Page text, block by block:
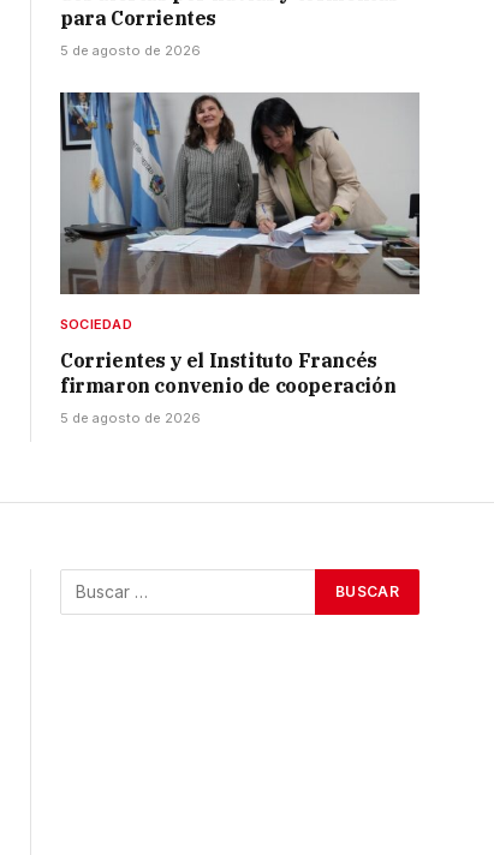
para Corrientes
5 de agosto de 2026
SOCIEDAD
Corrientes y el Instituto Francés
firmaron convenio de cooperación
5 de agosto de 2026